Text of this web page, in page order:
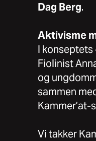
Dag Berg.
Aktivisme
I
Fiolinist
og
sammen
Kammer’at-
Vi takker